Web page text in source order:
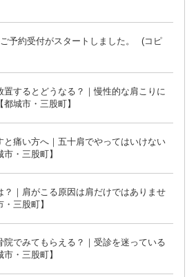
予約受付がスタートしました。 (コピ
置するとどうなる？｜慢性的な肩こりに
都城市・三股町】
と痛い方へ｜五十肩でやってはいけない
・三股町】
？｜肩がこる原因は肩だけではありませ
三股町】
院でみてもらえる？｜受診を迷っている
・三股町】